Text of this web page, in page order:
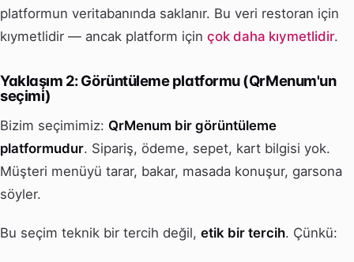
platformun veritabanında saklanır. Bu veri restoran için
kıymetlidir — ancak platform için çok daha kıymetlidir.
Yaklaşım 2: Görüntüleme platformu (QrMenum'un
seçimi)
Bizim seçimimiz: QrMenum bir görüntüleme
platformudur. Sipariş, ödeme, sepet, kart bilgisi yok.
Müşteri menüyü tarar, bakar, masada konuşur, garsona
söyler.
Bu seçim teknik bir tercih değil, etik bir tercih. Çünkü: